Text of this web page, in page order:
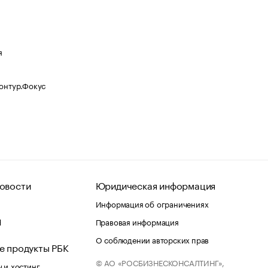
продукты РБК
хостинг
Юридическая информация
Информация об ограничениях
Правовая информация
О соблюдении авторских прав
© АО «РОСБИЗНЕСКОНСАЛТИНГ»,